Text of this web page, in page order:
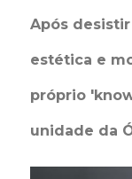
Após
estética e
próprio
unidade da